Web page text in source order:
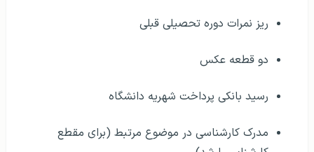
کارشناسی ارشد)
کاورلتر یا انگیزه‌نامه (در دوره دکترا)
توصیه نامه اساتید دانشگاه پیشین (در دوره دکترا)